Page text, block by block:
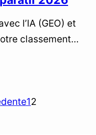
l’IA (GEO) et
classement
choix et éviter
12
IA.